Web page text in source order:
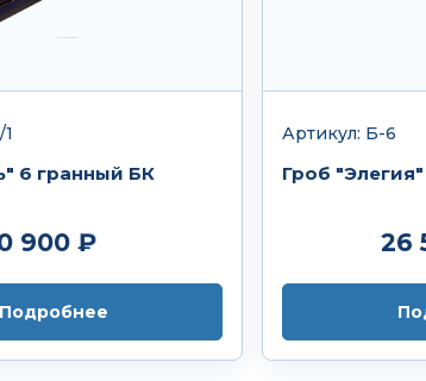
6 гранный БК
900 ₽
Подробнее
Артикул: Б-6
Гроб
26